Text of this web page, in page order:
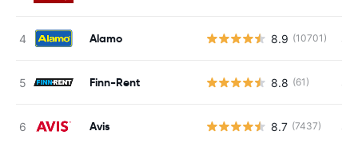
Alamo 8.9 (10701)
Finn-Rent 8.8 (61)
Avis 8.7 (7437)